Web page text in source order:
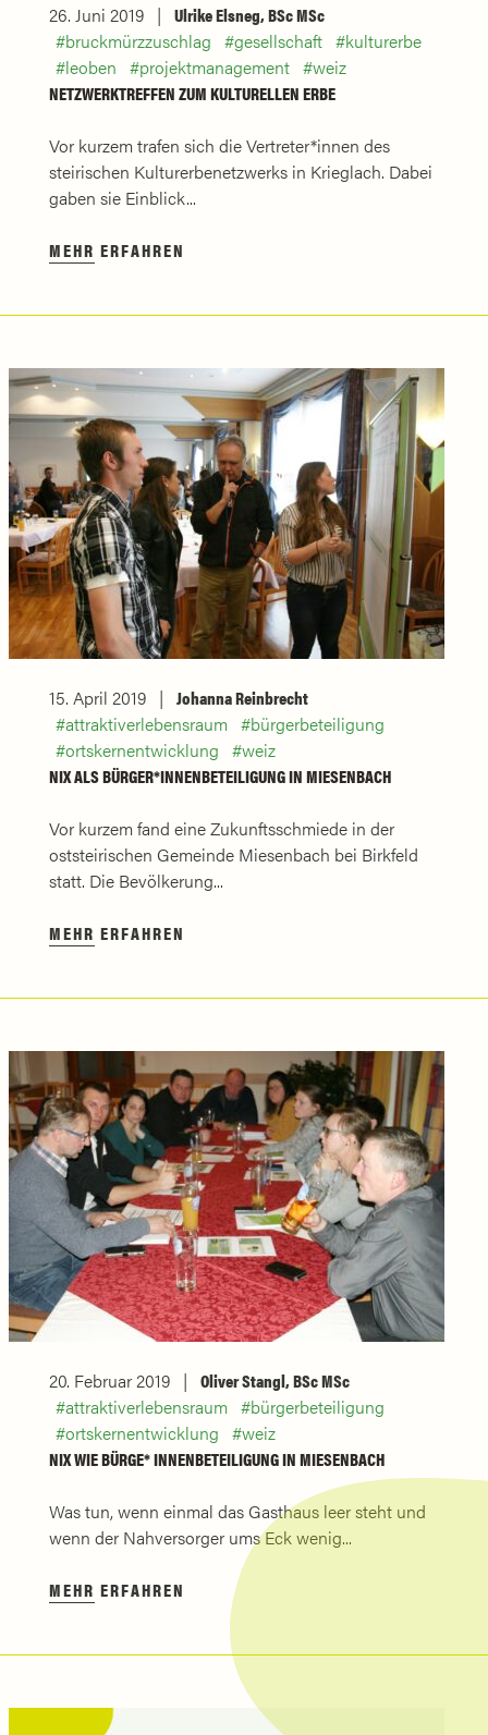
26. Juni 2019
Ulrike Elsneg, BSc MSc
bruckmürzzuschlag
gesellschaft
kulturerbe
leoben
projektmanagement
weiz
NETZWERKTREFFEN ZUM KULTURELLEN ERBE
Vor kurzem trafen sich die Vertreter*innen des
steirischen Kulturerbenetzwerks in Krieglach. Dabei
gaben sie Einblick...
MEHR ERFAHREN
15. April 2019
Johanna Reinbrecht
attraktiverlebensraum
bürgerbeteiligung
ortskernentwicklung
weiz
NIX ALS BÜRGER*INNENBETEILIGUNG IN MIESENBACH
Vor kurzem fand eine Zukunftsschmiede in der
oststeirischen Gemeinde Miesenbach bei Birkfeld
statt. Die Bevölkerung...
MEHR ERFAHREN
20. Februar 2019
Oliver Stangl, BSc MSc
attraktiverlebensraum
bürgerbeteiligung
ortskernentwicklung
weiz
NIX WIE BÜRGE* INNENBETEILIGUNG IN MIESENBACH
Was tun, wenn einmal das Gasthaus leer steht und
wenn der Nahversorger ums Eck wenig...
MEHR ERFAHREN